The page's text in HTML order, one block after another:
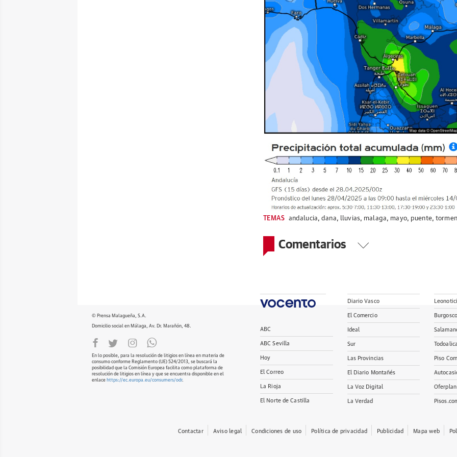
TEMAS andalucia,dana, lluvias, malaga, mayo, puente,
Comentarios
© Prensa Malagueña, S.A.
Domicilio social en Málaga, Av. Dr. Marañón, 48.
En lo posible, para la resolución de litigios en línea en materia de
consumo conforme Reglamento (UE) 524/2013, se buscará la
posibilidad que la Comisión Europea facilita como plataforma de
resolución de litigios en línea y que se encuentra disponible en el
enlace https://ec.europa.eu/consumers/odr.
ABC
ABC Sevilla
Hoy
El Correo
La Rioja
El Norte de Castilla
Diario Vasco
El Comercio
Ideal
Sur
Las Provincias
El Diario Montañés
La Voz Digital
La Verdad
Piso
Oferplan
Contactar Aviso legal Condiciones de uso Política de privacidad Publicidad Mapa web